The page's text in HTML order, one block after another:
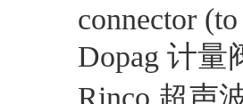
connector
Dopag 计量
Rinco 超声